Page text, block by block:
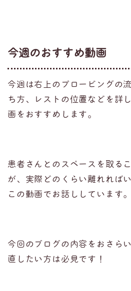
今週のおすすめ動画
今週は右上のプロービングの
ち方、レストの位置などを詳
画をおすすめします。
患者さんとのスペースを取る
が、実際どのくらい離れれば
この動画でお話ししています。
今回のブログの内容をおさら
直したい方は必見です！